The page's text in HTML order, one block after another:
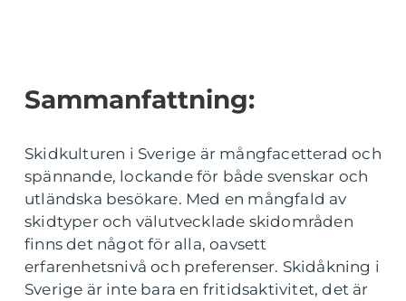
Sammanfattning:
Skidkulturen i Sverige är mångfacetterad och
spännande, lockande för både svenskar och
utländska besökare. Med en mångfald av
skidtyper och välutvecklade skidområden
finns det något för alla, oavsett
erfarenhetsnivå och preferenser. Skidåkning i
Sverige är inte bara en fritidsaktivitet, det är